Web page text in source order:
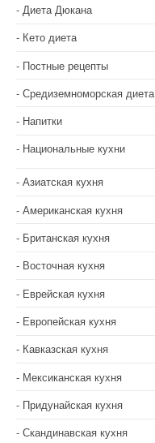
Диета Дюкана
Кето диета
Постные рецепты
Средиземноморская диета
Напитки
Национальные кухни
Азиатская кухня
Американская кухня
Британская кухня
Восточная кухня
Еврейская кухня
Европейская кухня
Кавказская кухня
Мексиканская кухня
Придунайская кухня
Скандинавская кухня